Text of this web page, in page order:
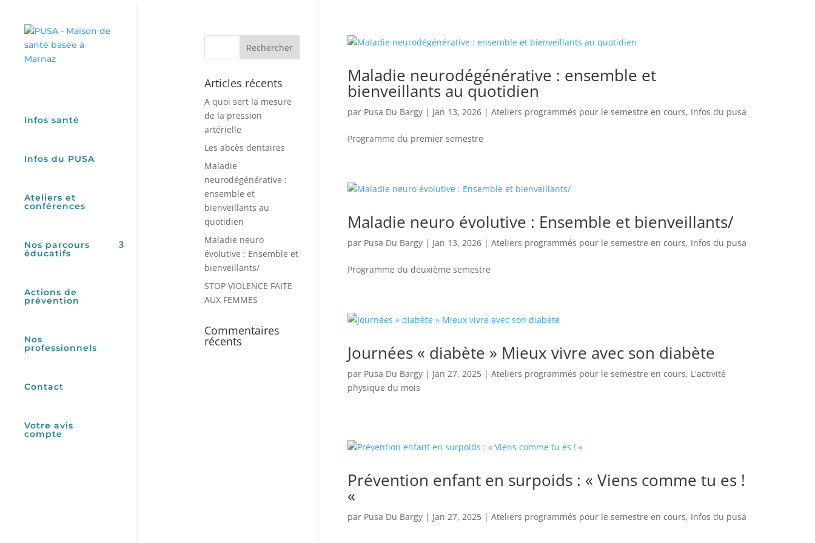
Infos santé
Infos du PUSA
Ateliers et
conférences
Nos parcours
éducatifs
Actions de
prévention
Nos
professionnels
Contact
Votre avis
compte
Maladie neurodégénérative : ensemble et
bienveillants au quotidien
par Pusa Du Bargy | Jan 13, 2026 |Ateliers programmés pour le semestre en cours, Infos du pusa
Programme du premier semestre
Maladie neuro évolutive : Ensemble et bienveillants/
par Pusa Du Bargy | Jan 13, 2026 |Ateliers programmés pour le semestre en cours, Infos du pusa
Programme du deuxième semestre
Journées « diabète » Mieux vivre avec son diabète
par Pusa Du Bargy | Jan 27, 2025 |Ateliers programmés pour le semestre en cours, L'activité
physique du mois
Prévention enfant en surpoids : « Viens comme tu es !
«
par Pusa Du Bargy | Jan 27, 2025 |Ateliers programmés pour le semestre en cours, Infos du pusa
Articles récents
A quoi sert la mesure
de la pression
artérielle
Les abcès dentaires
Maladie
neurodégénérative :
ensemble et
bienveillants au
quotidien
Maladie neuro
évolutive : Ensemble et
bienveillants/
STOP VIOLENCE FAITE
AUX FEMMES
Commentaires
récents